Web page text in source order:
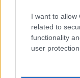
I want to allow
related to
functionality
user protection.